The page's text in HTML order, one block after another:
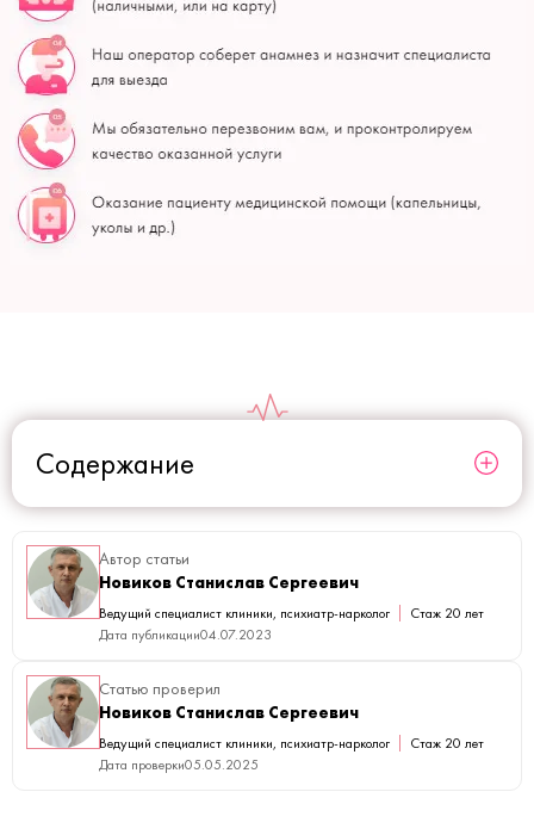
Содержание
Автор статьи
Новиков Станислав Сергеевич
Ведущий специалист клиники, психиатр-нарколог
Стаж 20 лет
Дата публикации04.07.2023
Статью проверил
Новиков Станислав Сергеевич
Ведущий специалист клиники, психиатр-нарколог
Стаж 20 лет
Дата проверки05.05.2025